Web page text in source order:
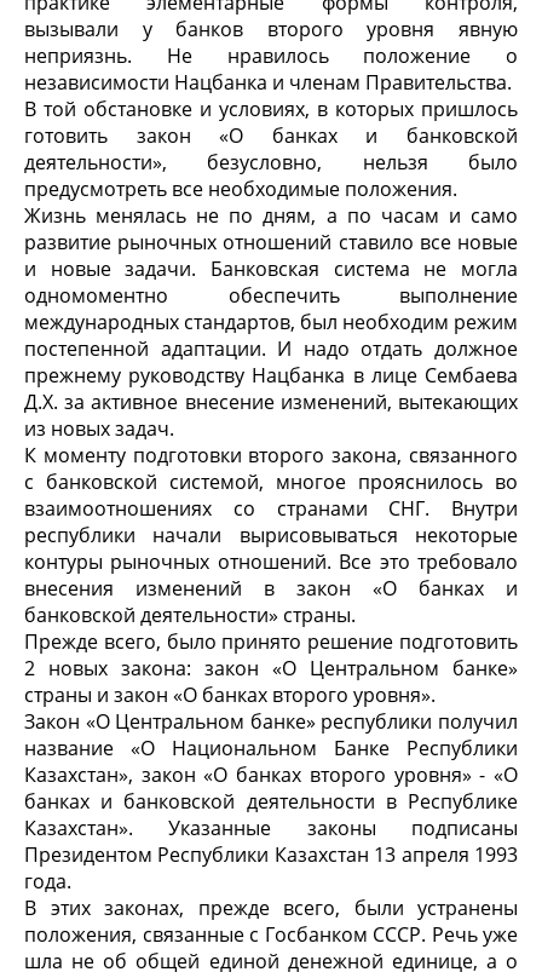
вызывали у банков второго уровня явную
неприязнь. Не нравилось положение о
независимости Нацбанка и членам Правительства.
В той обстановке и условиях, в которых пришлось
готовить закон «О банках и банковской
деятельности», безусловно, нельзя было
предусмотреть все необходимые положения.
Жизнь менялась не по дням, а по часам и само
развитие рыночных отношений ставило все новые
и новые задачи. Банковская система не могла
одномоментно обеспечить выполнение
международных стандартов, был необходим режим
постепенной адаптации. И надо отдать должное
прежнему руководству Нацбанка в лице Сембаева
Д.X. за активное внесение изменений, вытекающих
из новых задач.
К моменту подготовки второго закона, связанного
с банковской системой, многое прояснилось во
взаимоотношениях со странами СНГ. Внутри
республики начали вырисовываться некоторые
контуры рыночных отношений. Все это требовало
внесения изменений в закон «О банках и
банковской деятельности» страны.
Прежде всего, было принято решение подготовить
2 новых закона: закон «О Центральном банке»
страны и закон «О банках второго уровня».
Закон «О Центральном банке» республики получил
название «О Национальном Банке Республики
Казахстан», закон «О банках второго уровня» - «О
банках и банковской деятельности в Республике
Казахстан». Указанные законы подписаны
Президентом Республики Казахстан 13 апреля 1993
года.
В этих законах, прежде всего, были устранены
положения, связанные с Госбанком СССР. Речь уже
шла не об общей единой денежной единице, а о